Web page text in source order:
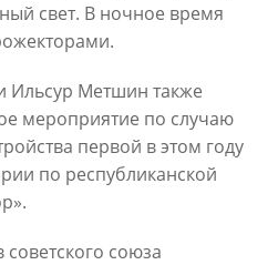
свет. В ночное время
Ильсур Метшин также
мероприятие по случаю
первой в этом году
по республиканской
советского союза